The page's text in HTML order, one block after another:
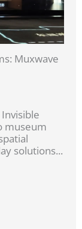
Muxwave
museum
solutions...